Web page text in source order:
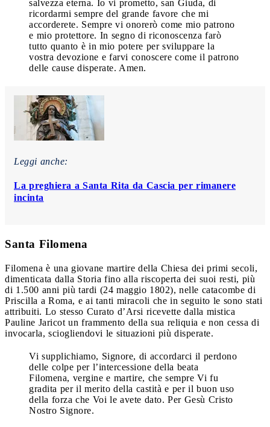
salvezza eterna. Io vi prometto, san Giuda, di
ricordarmi sempre del grande favore che mi
accorderete. Sempre vi onorerò come mio patrono
e mio protettore. In segno di riconoscenza farò
tutto quanto è in mio potere per sviluppare la
vostra devozione e farvi conoscere come il patrono
delle cause disperate. Amen.
Leggi anche:
La preghiera a Santa Rita da Cascia per rimanere
incinta
Santa Filomena
Filomena è una giovane martire della Chiesa dei primi secoli,
dimenticata dalla Storia fino alla riscoperta dei suoi resti, più
di 1.500 anni più tardi (24 maggio 1802), nelle catacombe di
Priscilla a Roma, e ai tanti miracoli che in seguito le sono stati
attribuiti. Lo stesso Curato d’Arsi ricevette dalla mistica
Pauline Jaricot un frammento della sua reliquia e non cessa di
invocarla, sciogliendovi le situazioni più disperate.
Vi supplichiamo, Signore, di accordarci il perdono
delle colpe per l’intercessione della beata
Filomena, vergine e martire, che sempre Vi fu
gradita per il merito della castità e per il buon uso
della forza che Voi le avete dato. Per Gesù Cristo
Nostro Signore.